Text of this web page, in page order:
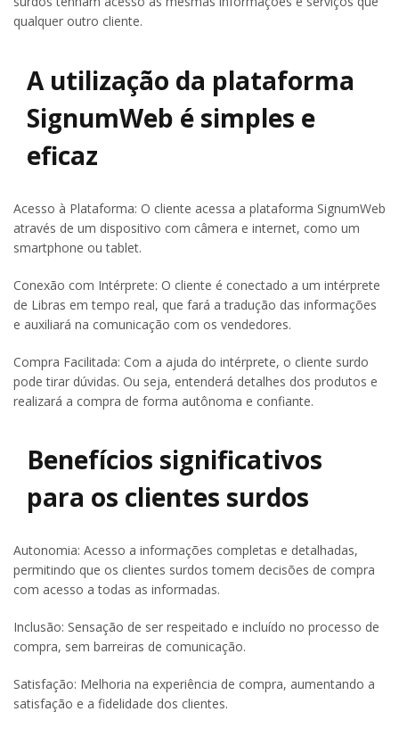
qualquer outro cliente.
A utilização da plataforma
SignumWeb é simples e
eficaz
Acesso à Plataforma: O cliente acessa a plataforma SignumWeb
através de um dispositivo com câmera e internet, como um
smartphone ou tablet.
Conexão com Intérprete: O cliente é conectado a um intérprete
de Libras em tempo real, que fará a tradução das informações
e auxiliará na comunicação com os vendedores.
Compra Facilitada: Com a ajuda do intérprete, o cliente surdo
pode tirar dúvidas. Ou seja, entenderá detalhes dos produtos e
realizará a compra de forma autônoma e confiante.
Benefícios significativos
para os clientes surdos
Autonomia: Acesso a informações completas e detalhadas,
permitindo que os clientes surdos tomem decisões de compra
com acesso a todas as informadas.
Inclusão: Sensação de ser respeitado e incluído no processo de
compra, sem barreiras de comunicação.
Satisfação: Melhoria na experiência de compra, aumentando a
satisfação e a fidelidade dos clientes.